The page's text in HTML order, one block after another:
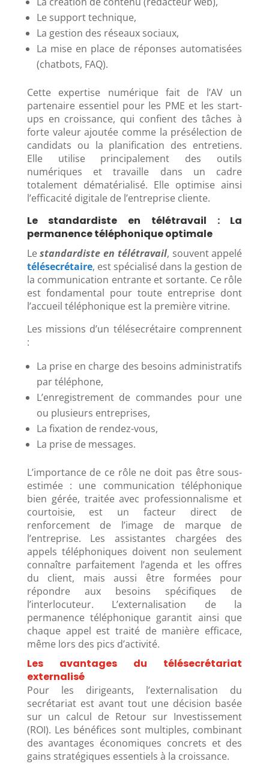
Le support technique,
La gestion des réseaux sociaux,
La mise en place de réponses automatisées
(chatbots, FAQ).
Cette expertise numérique fait de l’AV un
partenaire essentiel pour les PME et les start-
ups en croissance, qui confient des tâches à
forte valeur ajoutée comme la présélection de
candidats ou la planification des entretiens.
Elle utilise principalement des outils
numériques et travaille dans un cadre
totalement dématérialisé. Elle optimise ainsi
l’efficacité digitale de l’entreprise cliente.
Le standardiste en télétravail : La
permanence téléphonique optimale
Lestandardiste en télétravail, souvent appelé
télésecrétaire, est spécialisé dans la gestion de
la communication entrante et sortante. Ce rôle
est fondamental pour toute entreprise dont
l’accueil téléphonique est la première vitrine.
Les missions d’un télésecrétaire comprennent
:
La prise en charge des besoins administratifs
par téléphone,
L’enregistrement de commandes pour une
ou plusieurs entreprises,
La fixation de rendez-vous,
La prise de messages.
L’importance de ce rôle ne doit pas être sous-
estimée : une communication téléphonique
bien gérée, traitée avec professionnalisme et
courtoisie, est un facteur direct de
renforcement de l’image de marque de
l’entreprise. Les assistantes chargées des
appels téléphoniques doivent non seulement
connaître parfaitement l’agenda et les offres
du client, mais aussi être formées pour
répondre aux besoins spécifiques de
l’interlocuteur. L’externalisation de la
permanence téléphonique garantit ainsi que
chaque appel est traité de manière efficace,
même lors des pics d’activité.
Les avantages du télésecrétariat
externalisé
Pour les dirigeants, l’externalisation du
secrétariat est avant tout une décision basée
sur un calcul de Retour sur Investissement
(ROI). Les bénéfices sont multiples, combinant
des avantages économiques concrets et des
gains stratégiques essentiels à la croissance.